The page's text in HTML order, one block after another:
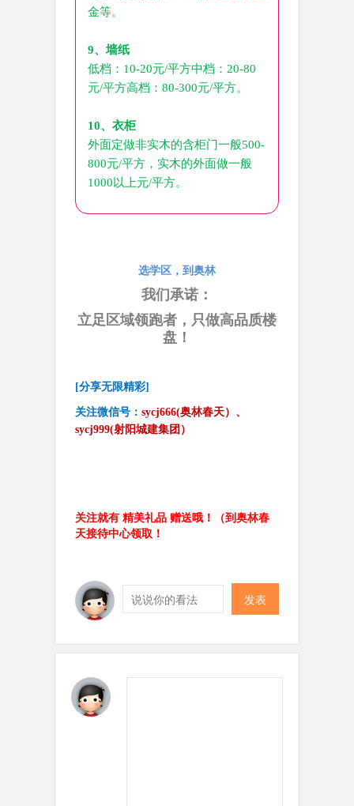
金等。
9、墙纸
低档：10-20元/平方中档：20-80
元/平方高档：80-300元/平方。
10、衣柜
外面定做非实木的含柜门一般500-
800元/平方，实木的外面做一般
1000以上元/平方。
选学区，到奥林
我们承诺：
立足区域领跑者，只做高品质楼
盘！
[分享无限精彩]
关注微信号： sycj666(奥林春天）、
sycj999(射阳城建集团）
关注就有 精美礼品 赠送哦！（到奥林春
天接待中心领取！
发表